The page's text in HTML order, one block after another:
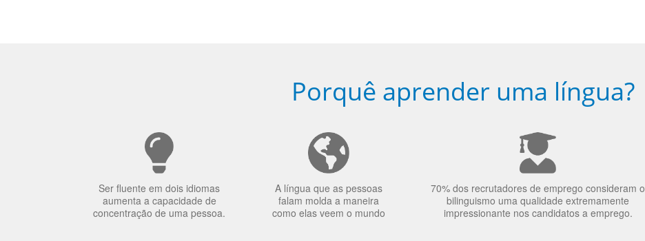
Porquê aprender uma língua?
Ser fluente em dois idiomas
aumenta a capacidade de
concentração de uma pessoa.
A língua que as pessoas
falam molda a maneira
como elas veem o mundo
70% dos recrutadores de emprego consideram o
bilinguismo uma qualidade extremamente
impressionante nos candidatos a emprego.